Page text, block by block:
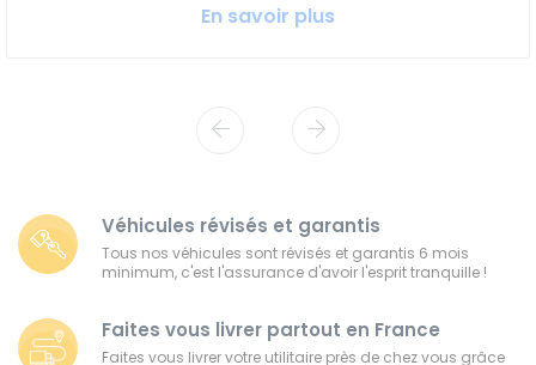
En savoir plus
Véhicules révisés et garantis
Tous nos véhicules sont révisés et garantis 6 mois
minimum, c'est l'assurance d'avoir l'esprit tranquille !
Faites vous livrer partout en France
Faites vous livrer votre utilitaire près de chez vous grâce